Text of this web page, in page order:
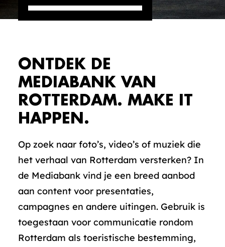
ONTDEK DE
MEDIABANK VAN
ROTTERDAM. MAKE IT
HAPPEN.
Op zoek naar foto’s, video’s of muziek die
het verhaal van Rotterdam versterken? In
de Mediabank vind je een breed aanbod
aan content voor presentaties,
campagnes en andere uitingen. Gebruik is
toegestaan voor communicatie rondom
Rotterdam als toeristische bestemming,